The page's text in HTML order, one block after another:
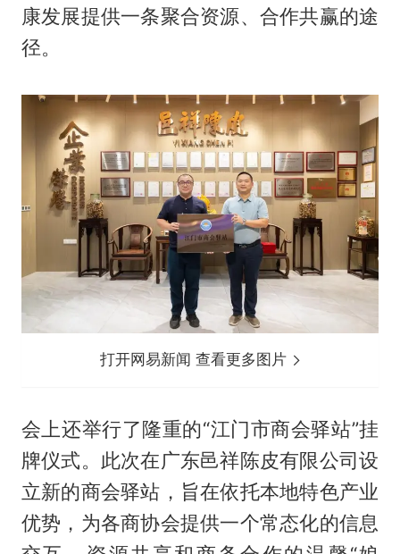
康发展提供一条聚合资源、合作共赢的途
径。
打开网易新闻 查看更多图片
会上还举行了隆重的“江门市商会驿站”挂
牌仪式。此次在广东邑祥陈皮有限公司设
立新的商会驿站，旨在依托本地特色产业
优势，为各商协会提供一个常态化的信息